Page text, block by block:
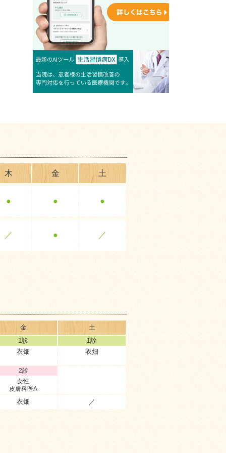
木 金 土
● ● ●
／ ● ／
金
土
1診
衣畑
1診
衣畑
2診
女性
皮膚科医A
衣畑 ／